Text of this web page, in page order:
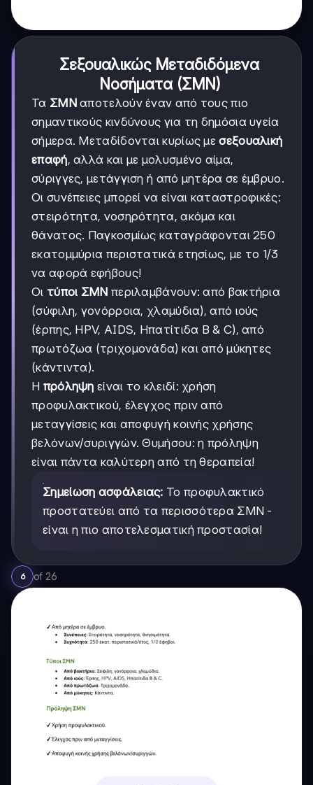
Σεξουαλικώς Μεταδιδόμενα
Νοσήματα (ΣΜΝ)
Τα ΣΜΝαποτελούν έναν από τους πιο
σημαντικούς κινδύνους για τη δημόσια υγεία
σήμερα. Μεταδίδονται κυρίως μεσεξουαλική
επαφή, αλλά και με μολυσμένο αίμα,
σύριγγες, μετάγγιση ή από μητέρα σε έμβρυο.
Οι συνέπειες μπορεί να είναι καταστροφικές:
στειρότητα, νοσηρότητα, ακόμα και
θάνατος. Παγκοσμίως καταγράφονται 250
εκατομμύρια περιστατικά ετησίως, με το 1/3
να αφορά εφήβους!
Οι τύποι ΣΜΝ περιλαμβάνουν: από βακτήρια
(σύφιλη, γονόρροια, χλαμύδια), από ιούς
(έρπης, HPV, AIDS, Ηπατίτιδα Β & C), από
πρωτόζωα (τριχομονάδα) και από μύκητες
(κάντιντα).
Η πρόληψη είναι το κλειδί: χρήση
προφυλακτικού, έλεγχος πριν από
μεταγγίσεις και αποφυγή κοινής χρήσης
βελόνων/συριγγών. Θυμήσου: η πρόληψη
είναι πάντα καλύτερη από τη θεραπεία!
Σημείωση ασφάλειας: Το προφυλακτικό
προστατεύει από τα περισσότερα ΣΜΝ -
είναι η πιο αποτελεσματική προστασία!
6 of 26